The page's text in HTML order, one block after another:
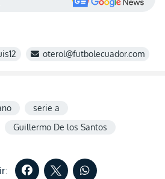
oterol@futbolecuador.com
serie a
Guillermo De los Santos